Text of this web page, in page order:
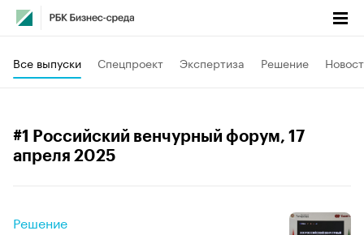
Все выпуски Спецпроект Экспертиза Решение
#1 Российский венчурный форум, 17
апреля 2025
Решение